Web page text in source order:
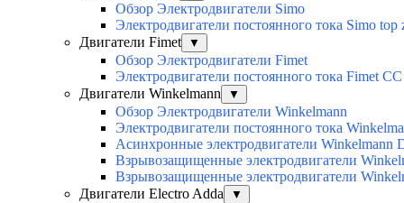
Обзор Электродвигатели Simo
Электродвигатели постоянного тока Simo top
Двигатели Fimet
▼
Обзор Электродвигатели Fimet
Электродвигатели постоянного тока Fimet CC
Двигатели Winkelmann
▼
Обзор Электродвигатели Winkelmann
Электродвигатели постоянного тока
Асинхронные электродвигатели Winkelmann
Взрывозащищенные электродвигатели
Взрывозащищенные электродвигатели
Двигатели Electro Adda
▼